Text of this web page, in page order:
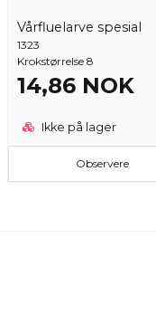
Vårfluelarve spesial
1323
Krokstørrelse 8
14,86 NOK
Ikke på lager
Observere